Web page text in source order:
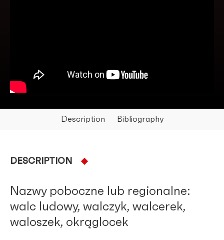
Walczyk z figurami -
Podkarpacie
Description Bibliography
DESCRIPTION
Nazwy poboczne lub regionalne:
walc ludowy, walczyk, walcerek,
waloszek, okrąglocek